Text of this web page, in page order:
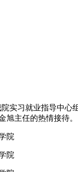
实习就业指导中
旭主任的热情接待。